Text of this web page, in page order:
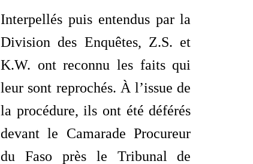
Interpellés puis entendus par la
Division des Enquêtes, Z.S. et
K.W. ont reconnu les faits qui
leur sont reprochés. À l’issue de
la procédure, ils ont été déférés
devant le Camarade Procureur
du Faso près le Tribunal de